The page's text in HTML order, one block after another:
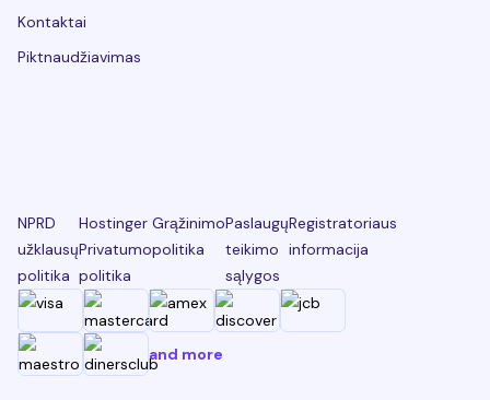
Kontaktai
Piktnaudžiavimas
NPRD
užklausų
politika
Hostinger
Privatumo
politika
Grąžinimo
politika
Paslaugų
teikimo
sąlygos
Registratoriaus
informacija
and more